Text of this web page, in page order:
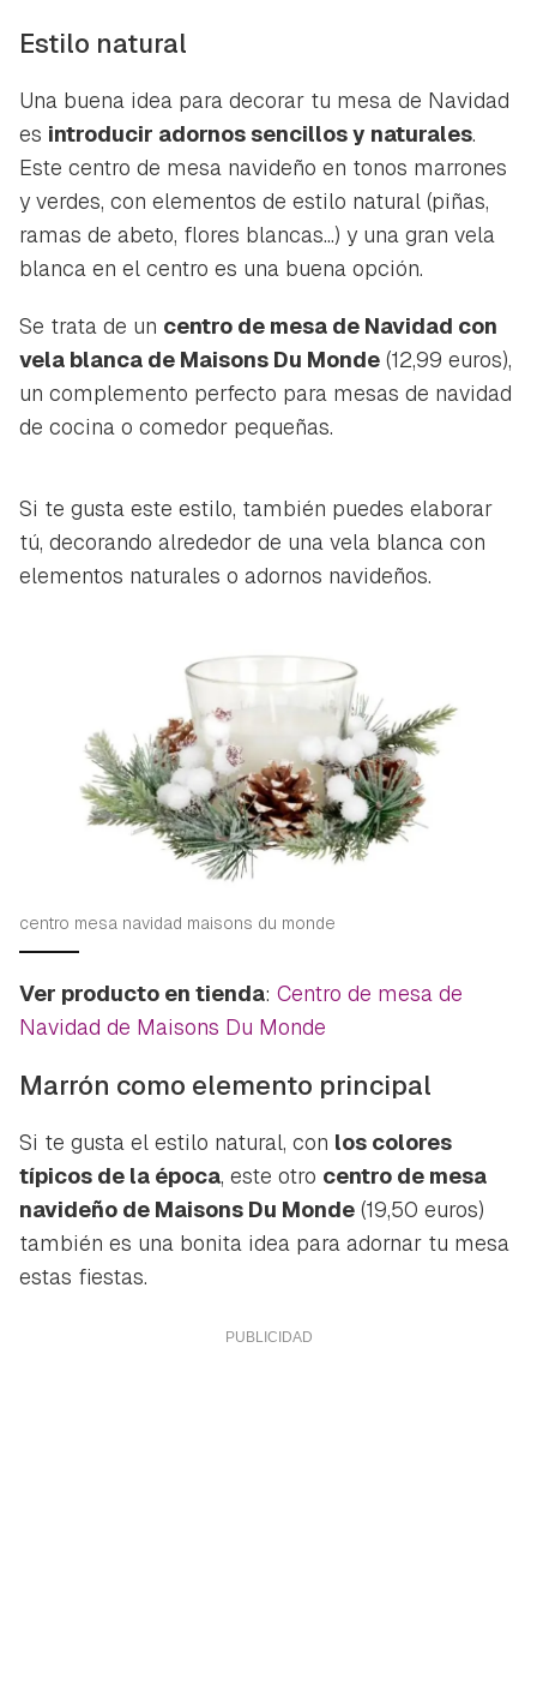
Estilo natural
Una buena idea para decorar tu mesa de Navidad
es introducir adornos sencillos y naturales.
Este centro de mesa navideño en tonos marrones
y verdes, con elementos de estilo natural (piñas,
ramas de abeto, flores blancas...) y una gran vela
blanca en el centro es una buena opción.
Se trata de un centro de mesa de Navidad con
vela blanca de Maisons Du Monde (12,99 euros),
un complemento perfecto para mesas de navidad
de cocina o comedor pequeñas.
Si te gusta este estilo, también puedes elaborar
tú, decorando alrededor de una vela blanca con
elementos naturales o adornos navideños.
centro mesa navidad maisons du monde
Ver producto en tienda: Centro de mesa de
Navidad de Maisons Du Monde
Marrón como elemento principal
Si te gusta el estilo natural, con los colores
típicos de la época, este otro centro de mesa
navideño de Maisons Du Monde (19,50 euros)
también es una bonita idea para adornar tu mesa
estas fiestas.